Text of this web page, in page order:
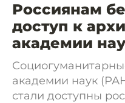
Россиянам
доступ к
академии
академии наук
стали доступны